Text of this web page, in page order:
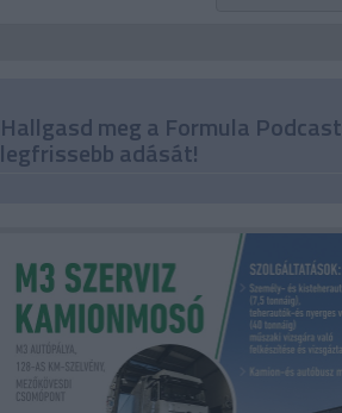
Hallgasd meg a Formula Podcast
legfrissebb adását!